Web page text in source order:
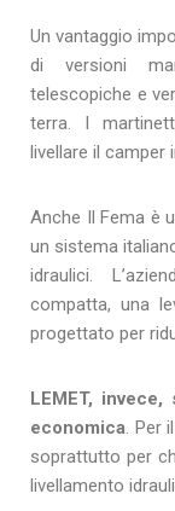
Un vantaggio
di versioni
telescopiche e
terra. I
livellare il camper
Anche Il Fema è
un sistema
idraulici.
compatta, una
progettato per
LEMET,
economica .
soprattutto per
livellamento